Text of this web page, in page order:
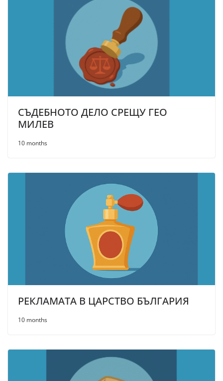
СЪДЕБНОТО ДЕЛО СРЕЩУ ГЕО
МИЛЕВ
10 months
РЕКЛАМАТА В ЦАРСТВО БЪЛГАРИЯ
10 months